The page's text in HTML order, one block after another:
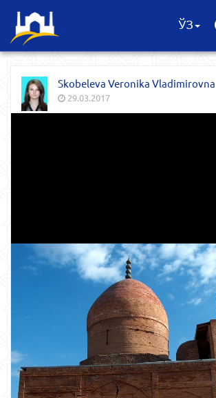
ЎЗ
Skobeleva Veronika Vladimirovna
29.03.2017